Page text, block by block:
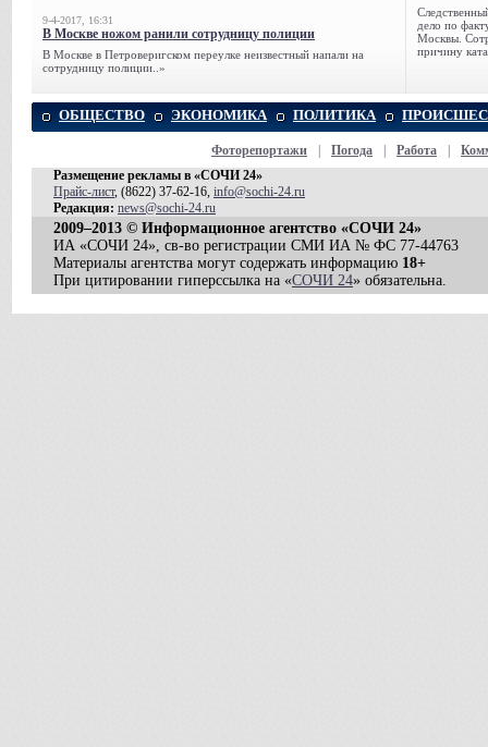
9-4-2017, 16:31
В Москве ножом ранили сотрудницу полиции
В Москве в Петроверигском переулке неизвестный напали на
сотрудницу полиции..»
дело по
Москвы.
причину
ОБЩЕСТВО ЭКОНОМИКА ПОЛИТИКА
Фоторепортажи Погода Работа
Размещение рекламы в «СОЧИ 24»
Прайс-лист, (8622) 37-62-16, info@sochi-24.ru
Редакция: news@sochi-24.ru
2009–2013 © Информационное агентство «СОЧИ 24»
ИА «СОЧИ 24», св-во регистрации СМИ ИА № ФС 77-44763
Материалы агентства могут содержать информацию 18+
При цитировании гиперссылка на «СОЧИ 24» обязательна.